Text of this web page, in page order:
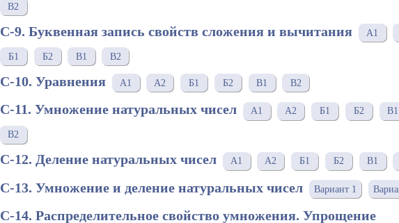
В2
С-9. Буквенная запись свойств сложения и вычитания A1
Б1 Б2 В1 В2
С-10. Уравнения A1 A2 Б1 Б2 В1 В2
С-11. Умножение натуральных чисел A1 A2 Б1 Б2 В1
В2
С-12. Деление натуральных чисел A1 A2 Б1 Б2 В1
С-13. Умножение и деление натуральных чисел Вариант 1
С-14. Распределительное свойство умножения. Упрощение